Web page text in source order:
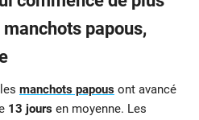
papous,
manchots papous ont avancé
13 jours en moyenne. Les